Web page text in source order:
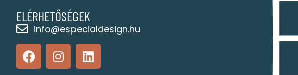
ELÉRHETŐSÉGEK
info@especialdesign.hu